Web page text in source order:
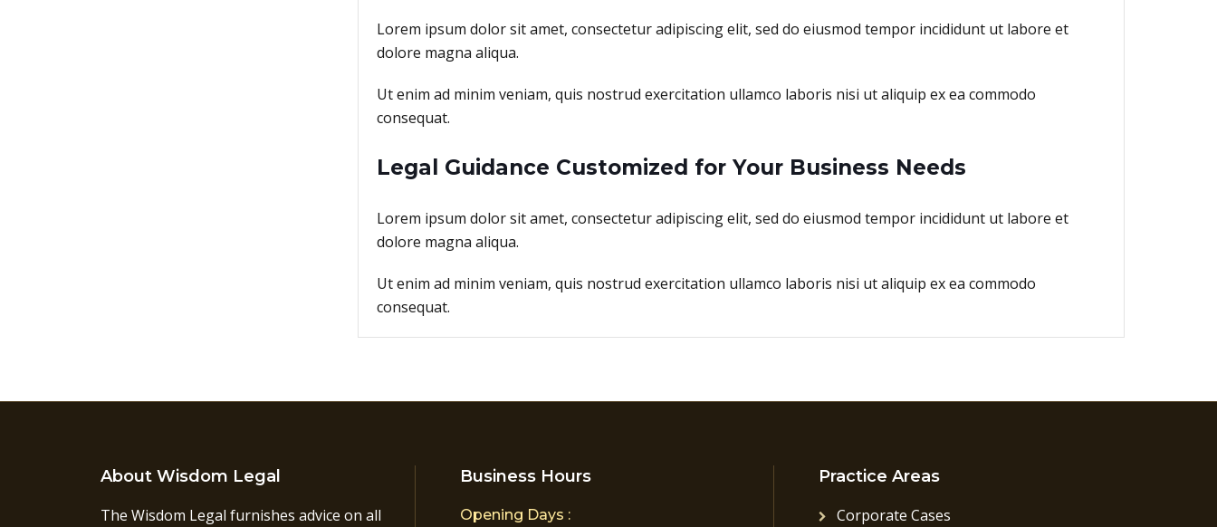
Lorem ipsum dolor sit amet, consectetur adipiscing elit, sed do eiusmod tempor incididunt ut labore et
dolore magna aliqua.
Ut enim ad minim veniam, quis nostrud exercitation ullamco laboris nisi ut aliquip ex ea commodo
consequat.
Legal Guidance Customized for Your Business Needs
Lorem ipsum dolor sit amet, consectetur adipiscing elit, sed do eiusmod tempor incididunt ut labore et
dolore magna aliqua.
Ut enim ad minim veniam, quis nostrud exercitation ullamco laboris nisi ut aliquip ex ea commodo
consequat.
About Wisdom Legal
The Wisdom Legal furnishes advice on all
Business Hours
Opening Days :
Practice Areas
Corporate Cases